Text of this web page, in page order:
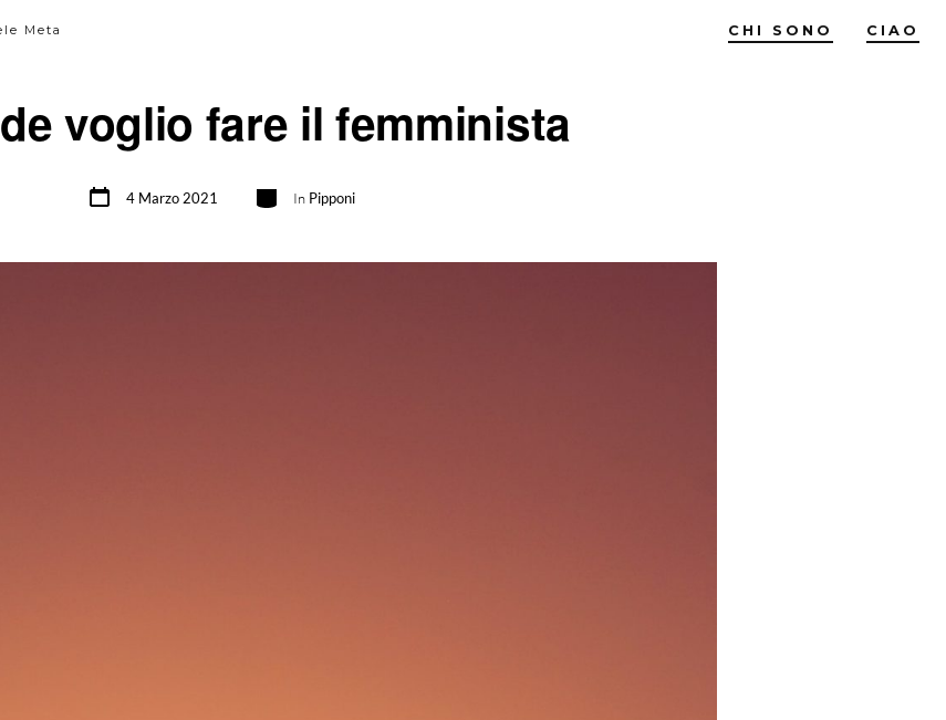
Meta CHI SONO CIAO
voglio fare il femminista
Data
articolo4 Marzo 2021 Categorie
In Pipponi